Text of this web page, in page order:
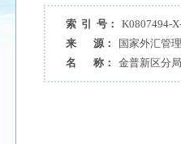
索 引 号： K0807494-
来 源：
国家外汇管
名 称：
金普新区分